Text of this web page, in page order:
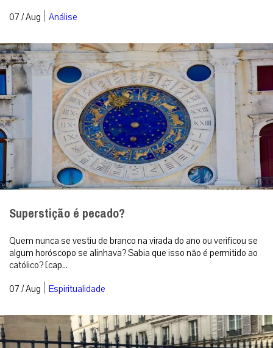
07 / Aug | Análise
Superstição é pecado?
Quem nunca se vestiu de branco na virada do ano ou verificou se
algum horóscopo se alinhava? Sabia que isso não é permitido ao
católico? [cap...
07 / Aug | Espiritualidade